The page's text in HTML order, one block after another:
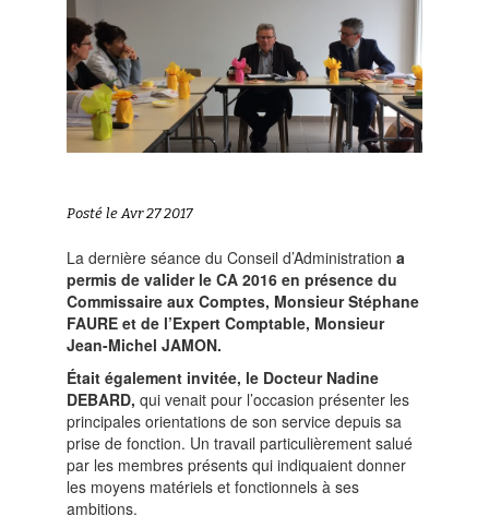
Posté le Avr 27 2017
La dernière séance du Conseil d’Administrationa
permis de valider le CA 2016 en présence du
Commissaire aux Comptes, Monsieur Stéphane
FAURE et de l’Expert Comptable, Monsieur
Jean-Michel JAMON.
Était également invitée, le Docteur Nadine
DEBARD, qui venait pour l’occasion présenter les
principales orientations de son service depuis sa
prise de fonction. Un travail particulièrement salué
par les membres présents qui indiquaient donner
les moyens matériels et fonctionnels à ses
ambitions.